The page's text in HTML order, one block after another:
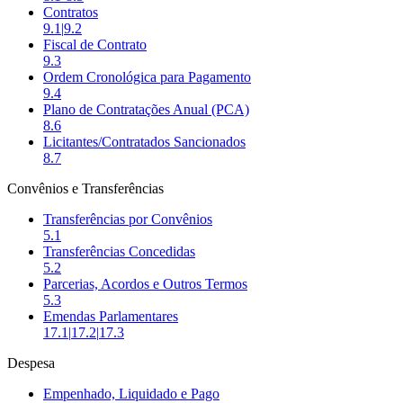
Contratos
9.1 |9.2
Fiscal de Contrato
9.3
Ordem Cronológica para Pagamento
9.4
Plano de Contratações Anual (PCA)
8.6
Licitantes/Contratados Sancionados
8.7
Convênios e Transferências
Transferências por Convênios
5.1
Transferências Concedidas
5.2
Parcerias, Acordos e Outros Termos
5.3
Emendas Parlamentares
17.1 |17.2|17.3
Despesa
Empenhado, Liquidado e Pago